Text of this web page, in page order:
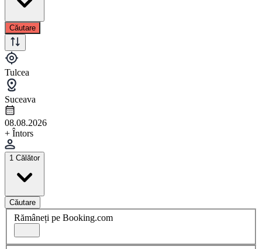
Căutare
Tulcea
Suceava
08.08.2026
+ Întors
1 Călător
Căutare
Rămâneți pe Booking.com